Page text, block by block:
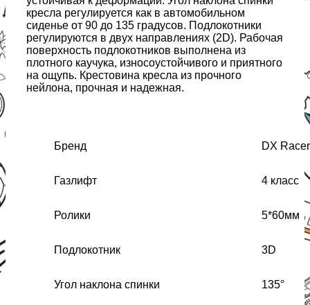
кресла регулируется как в автомобильном
сиденье от 90 до 135 градусов. Подлокотники
регулируются в двух направлениях (2D). Рабочая
поверхность подлокотников выполнена из
плотного каучука, износоустойчивого и приятного
на ощупь. Крестовина кресла из прочного
нейлона, прочная и надежная.
Бренд DX Racer
Газлифт 4 класс
Ролики 5*60мм
Подлокотник 3D
Угол наклона спинки 135°